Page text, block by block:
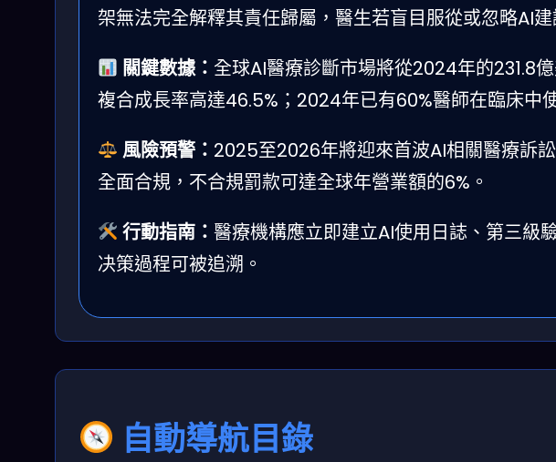
架無法完全解釋其責任歸屬，醫生若盲目服從或忽略AI
關鍵數據： 全球AI醫療診斷市場將從2024年的231.8
複合成長率高達46.5%；2024年已有60%醫師在臨床中
風險預警： 2025至2026年將迎來首波AI相關醫療訴
全面合規，不合規罰款可達全球年營業額的6%。
行動指南： 醫療機構應立即建立AI使用日誌、第三級
决策過程可被追溯。
自動導航目錄